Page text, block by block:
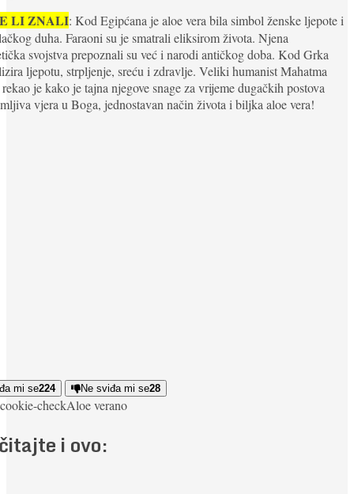
LI ZNALI: Kod Egipćana je aloe vera bila simbol ženske ljepote i
duha. Faraoni su je smatrali eliksirom života. Njena
svojstva prepoznali su već i narodi antičkog doba. Kod Grka
ljepotu, strpljenje, sreću i zdravlje. Veliki humanist Mahatma
je kako je tajna njegove snage za vrijeme dugačkih postova
vjera u Boga, jednostavan način života i biljka aloe vera!
mi se224 Ne sviđa mi se28
cookie-checkAloe verano
i ovo: